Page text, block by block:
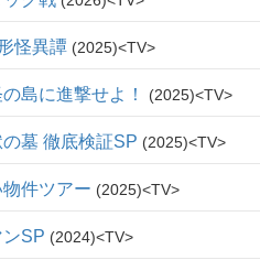
怪異譚 2025 TV
島に進撃せよ！ 2025 TV
墓 徹底検証SP 2025 TV
件ツアー 2025 TV
SP 2024 TV